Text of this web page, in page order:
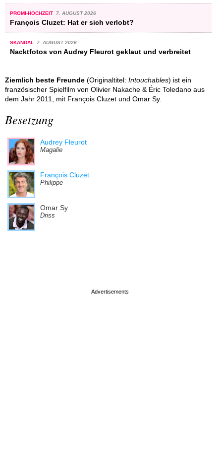
PROMI-HOCHZEIT 7. AUGUST 2026
François Cluzet: Hat er sich verlobt?
SKANDAL 7. AUGUST 2026
Nacktfotos von Audrey Fleurot geklaut und verbreitet
Ziemlich beste Freunde (Originaltitel: Intouchables) ist ein
französischer Spielfilm von Olivier Nakache & Éric Toledano aus
dem Jahr 2011, mit François Cluzet und Omar Sy.
Besetzung
Audrey Fleurot
Magalie
François Cluzet
Philippe
Omar Sy
Driss